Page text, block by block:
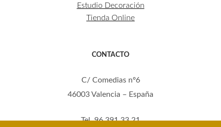
Estudio Decoración
Tienda Online
CONTACTO
C/ Comedias nº6
46003 Valencia – España
Tel. 96 391 33 21